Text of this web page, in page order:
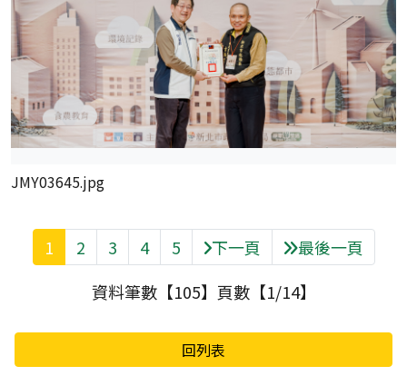
JMY03645.jpg
1 2 3 4 5 下一頁
最後一頁
資料筆數【105】頁數【1/14】
回列表